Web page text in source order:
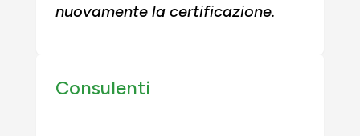
nuovamente la certificazione.
Consulenti